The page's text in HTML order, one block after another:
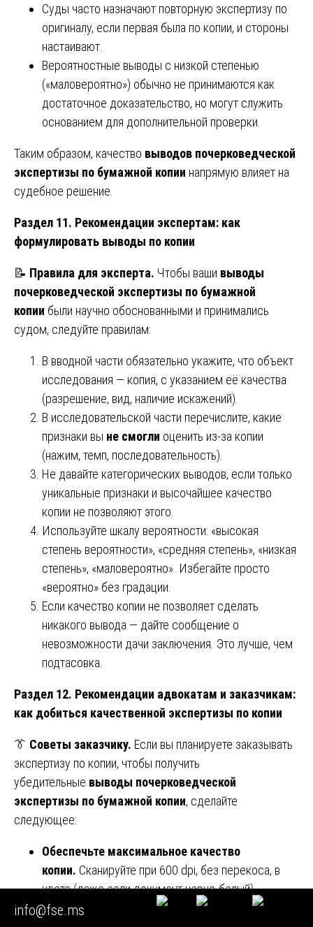
Суды часто назначают повторную экспертизу по
оригиналу, если первая была по копии, и стороны
настаивают.
Вероятностные выводы с низкой степенью
(«маловероятно») обычно не принимаются как
достаточное доказательство, но могут служить
основанием для дополнительной проверки.
Таким образом, качество выводов почерковедческой
экспертизы по бумажной копии напрямую влияет на
судебное решение.
Раздел 11. Рекомендации экспертам: как
формулировать выводы по копии
📝 Правила для эксперта. Чтобы ваши выводы
почерковедческой экспертизы по бумажной
копии были научно обоснованными и принимались
судом, следуйте правилам:
В вводной части обязательно укажите, что объект
исследования — копия, с указанием её качества
(разрешение, вид, наличие искажений).
В исследовательской части перечислите, какие
признаки вы не смогли оценить из-за копии
(нажим, темп, последовательность).
Не давайте категорических выводов, если только
уникальные признаки и высочайшее качество
копии не позволяют этого.
Используйте шкалу вероятности: «высокая
степень вероятности», «средняя степень», «низкая
степень», «маловероятно». Избегайте просто
«вероятно» без градации.
Если качество копии не позволяет сделать
никакого вывода — дайте сообщение о
невозможности дачи заключения. Это лучше, чем
подтасовка.
Раздел 12. Рекомендации адвокатам и заказчикам:
как добиться качественной экспертизы по копии
👔 Советы заказчику. Если вы планируете заказывать
экспертизу по копии, чтобы получить
убедительные выводы почерковедческой
экспертизы по бумажной копии, сделайте
следующее:
Обеспечьте максимальное качество
копии. Сканируйте при 600 dpi, без перекоса, в
цвете (даже если документ черно-белый).
Фотографируйте со штатива, с поляризационным
info@fse.ms